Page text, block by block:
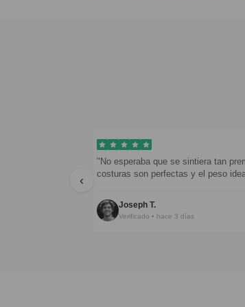
‹
"No esperaba que se sintiera tan premium. Las
costuras son perfectas y el peso ideal."
Verificado • hace 3 días